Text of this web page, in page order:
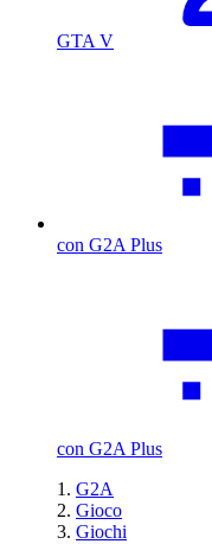
GTA V
con G2A Plus
con G2A Plus
G2A
Gioco
Giochi